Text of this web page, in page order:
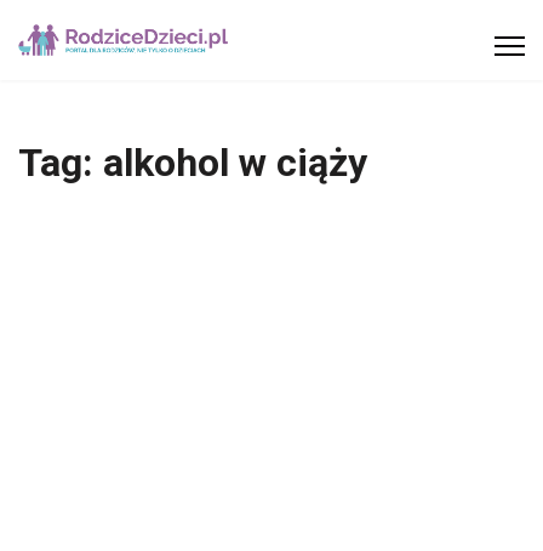
Tag: alkohol w ciąży